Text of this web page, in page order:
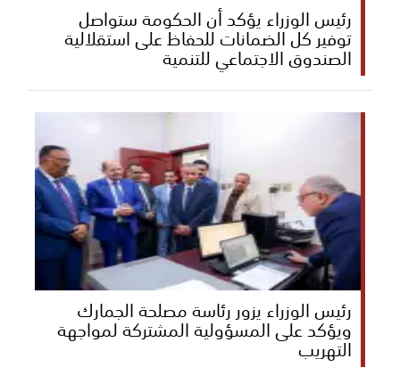
رئيس الوزراء يؤكد أن الحكومة ستواصل
توفير كل الضمانات للحفاظ على استقلالية
الصندوق الاجتماعي للتنمية
رئيس الوزراء يزور رئاسة مصلحة الجمارك
ويؤكد على المسؤولية المشتركة لمواجهة
التهريب